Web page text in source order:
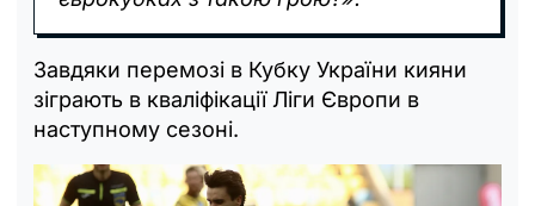
Завдяки перемозі в Кубку України кияни
зіграють в кваліфікації Ліги Європи в
наступному сезоні.